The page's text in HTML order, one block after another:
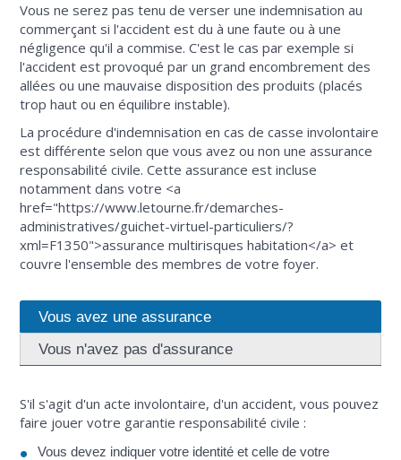
Vous ne serez pas tenu de verser une indemnisation au
commerçant si l'accident est du à une faute ou à une
négligence qu'il a commise. C'est le cas par exemple si
l'accident est provoqué par un grand encombrement des
allées ou une mauvaise disposition des produits (placés
trop haut ou en équilibre instable).
La procédure d'indemnisation en cas de casse involontaire
est différente selon que vous avez ou non une assurance
responsabilité civile. Cette assurance est incluse
notamment dans votre <a
href="https://www.letourne.fr/demarches-
administratives/guichet-virtuel-particuliers/?
xml=F1350">assurance multirisques habitation</a> et
couvre l'ensemble des membres de votre foyer.
Vous avez une assurance
Vous n'avez pas d'assurance
S'il s'agit d'un acte involontaire, d'un accident, vous pouvez
faire jouer votre garantie responsabilité civile :
Vous devez indiquer votre identité et celle de votre